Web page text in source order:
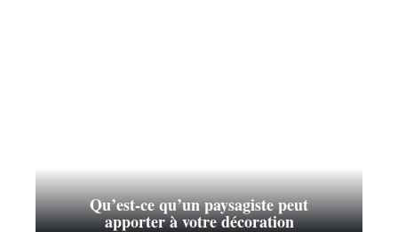
Qu’est-ce qu’un paysagiste peut
apporter à votre décoration